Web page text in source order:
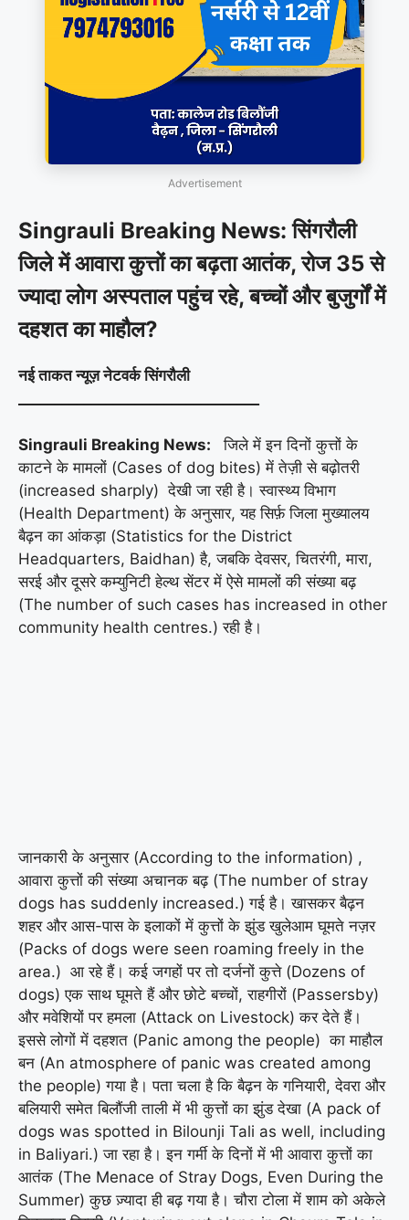
Advertisement
Singrauli Breaking News: सिंगरौली
जिले में आवारा कुत्तों का बढ़ता आतंक, रोज 35 से
ज्यादा लोग अस्पताल पहुंच रहे, बच्चों और बुजुर्गों में
दहशत का माहौल?
नई ताकत न्यूज़ नेटवर्क सिंगरौली
Singrauli Breaking News:
जिले में इन दिनों कुत्तों के
काटने के मामलों (Cases of dog bites) में तेज़ी से बढ़ोतरी
(increased sharply) देखी जा रही है। स्वास्थ्य विभाग
(Health Department) के अनुसार, यह सिर्फ़ जिला मुख्यालय
बैढ़न का आंकड़ा (Statistics for the District
Headquarters, Baidhan) है, जबकि देवसर, चितरंगी, मारा,
सरई और दूसरे कम्युनिटी हेल्थ सेंटर में ऐसे मामलों की संख्या बढ़
(The number of such cases has increased in other
community health centres.) रही है।
जानकारी के अनुसार (According to the information) ,
आवारा कुत्तों की संख्या अचानक बढ़ (The number of stray
dogs has suddenly increased.) गई है। खासकर बैढ़न
शहर और आस-पास के इलाकों में कुत्तों के झुंड खुलेआम घूमते नज़र
(Packs of dogs were seen roaming freely in the
area.) आ रहे हैं। कई जगहों पर तो दर्जनों कुत्ते (Dozens of
dogs) एक साथ घूमते हैं और छोटे बच्चों, राहगीरों (Passersby)
और मवेशियों पर हमला (Attack on Livestock) कर देते हैं।
इससे लोगों में दहशत (Panic among the people) का माहौल
बन (An atmosphere of panic was created among
the people) गया है। पता चला है कि बैढ़न के गनियारी, देवरा और
बलियारी समेत बिलौंजी ताली में भी कुत्तों का झुंड देखा (A pack of
dogs was spotted in Bilounji Tali as well, including
in Baliyari.) जा रहा है। इन गर्मी के दिनों में भी आवारा कुत्तों का
आतंक (The Menace of Stray Dogs, Even During the
Summer) कुछ ज़्यादा ही बढ़ गया है। चौरा टोला में शाम को अकेले